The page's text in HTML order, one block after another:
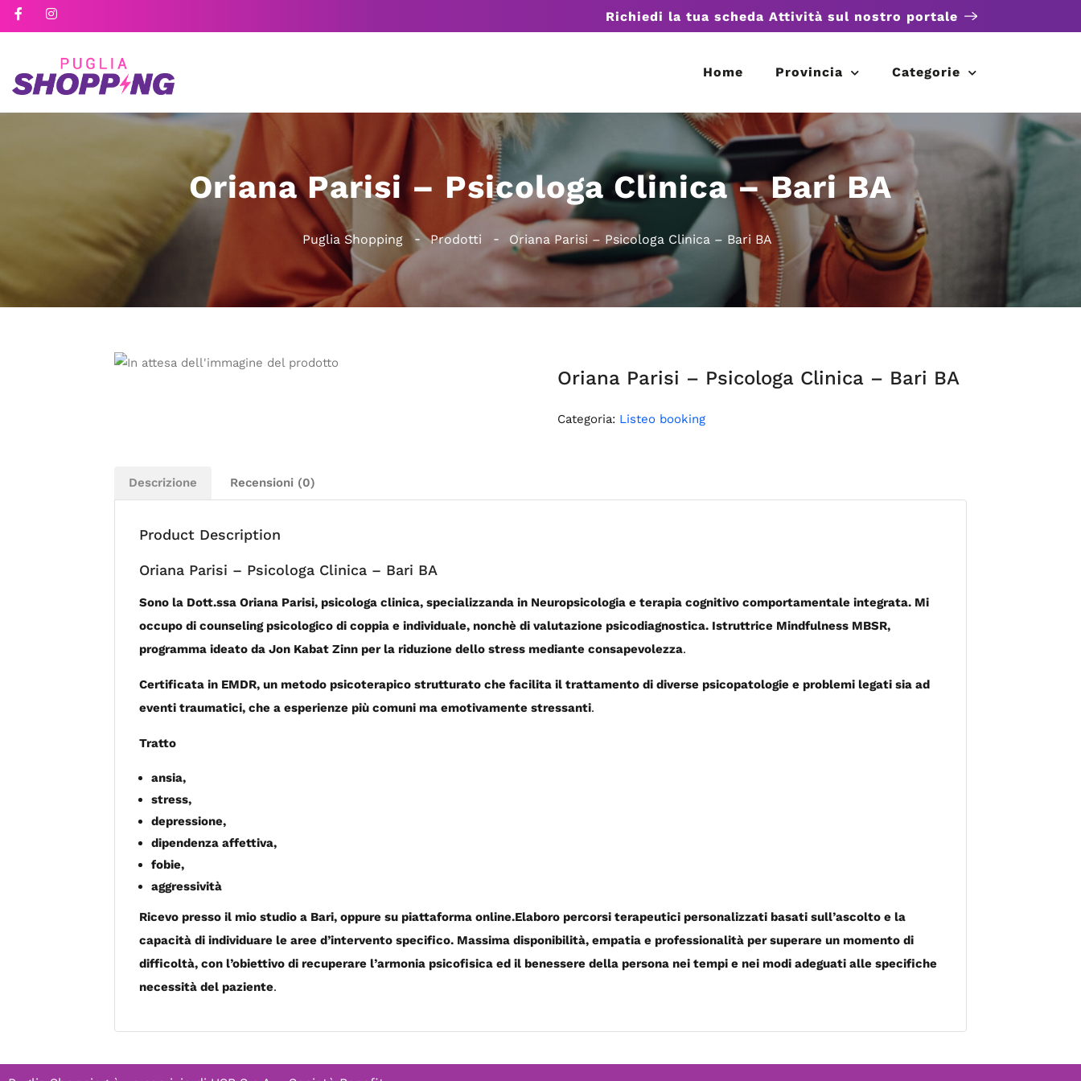
Richiedi la tua scheda Attività sul nostro portale
Home Provincia Categorie
Oriana Parisi – Psicologa Clinica – Bari BA
Puglia Shopping Prodotti Oriana Parisi – Psicologa Clinica – Bari BA
Oriana Parisi – Psicologa Clinica – Bari BA
Categoria: Listeo booking
Descrizione Recensioni (0)
Product Description
Oriana Parisi – Psicologa Clinica – Bari BA
Sono la Dott.ssa Oriana Parisi, psicologa clinica, specializzanda in Neuropsicologia e terapia cognitivo comportamentale integrata. Mi
occupo di counseling psicologico di coppia e individuale, nonchè di valutazione psicodiagnostica. Istruttrice Mindfulness MBSR,
programma ideato da Jon Kabat Zinn per la riduzione dello stress mediante consapevolezza.
Certificata in EMDR, un metodo psicoterapico strutturato che facilita il trattamento di diverse psicopatologie e problemi legati sia ad
eventi traumatici, che a esperienze più comuni ma emotivamente stressanti.
Tratto
ansia,
stress,
depressione,
dipendenza affettiva,
fobie,
aggressività
Ricevo presso il mio studio a Bari, oppure su piattaforma online.Elaboro percorsi terapeutici personalizzati basati sull’ascolto e la
capacità di individuare le aree d’intervento specifico. Massima disponibilità, empatia e professionalità per superare un momento di
difficoltà, con l’obiettivo di recuperare l’armonia psicofisica ed il benessere della persona nei tempi e nei modi adeguati alle specifiche
necessità del paziente.